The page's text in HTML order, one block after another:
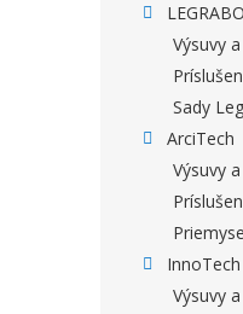
Výsuvy
Sady
ArciTech
Výsuvy
Výsuvy